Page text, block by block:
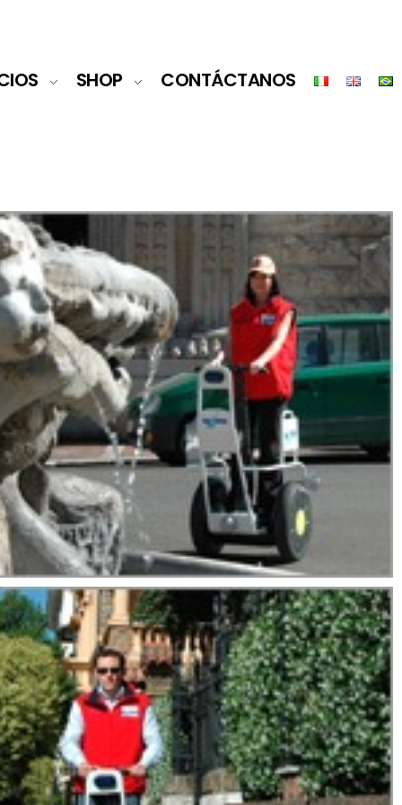
SHOP CONTÁCTANOS